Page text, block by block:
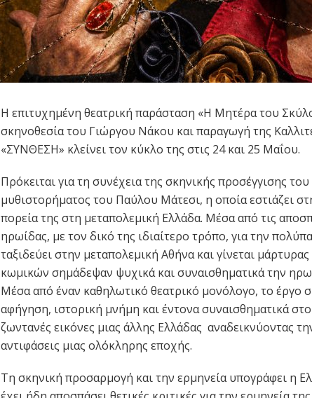
Η επιτυχημένη θεατρική παράσταση «Η Μητέρα του
σκηνοθεσία του Γιώργου Νάκου και παραγωγή της
«ΣΥΝΘΕΣΗ» κλείνει τον κύκλο της στις 24 και 25 Μαΐου.
Πρόκειται για τη συνέχεια της σκηνικής προσέγγισης
μυθιστορήματος του Παύλου Μάτεσι, η οποία εστιάζει
πορεία της στη μεταπολεμική Ελλάδα. Μέσα από τις
ηρωίδας, με τον δικό της ιδιαίτερο τρόπο, για την
ταξιδεύει στην μεταπολεμική Αθήνα και γίνεται
κωμικών σημάδεψαν ψυχικά και συναισθηματικά την
Μέσα από έναν καθηλωτικό θεατρικό μονόλογο, το έργο
αφήγηση, ιστορική μνήμη και έντονα συναισθηματικά
ζωντανές εικόνες μιας άλλης Ελλάδας αναδεικνύοντας
αντιφάσεις μιας ολόκληρης εποχής.
Τη σκηνική προσαρμογή και την ερμηνεία υπογράφει η